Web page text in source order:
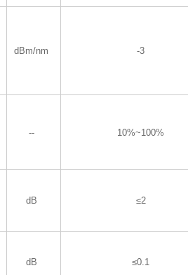
dBm/nm -3
-- 10%~100%
dB ≤2
dB ≤0.1